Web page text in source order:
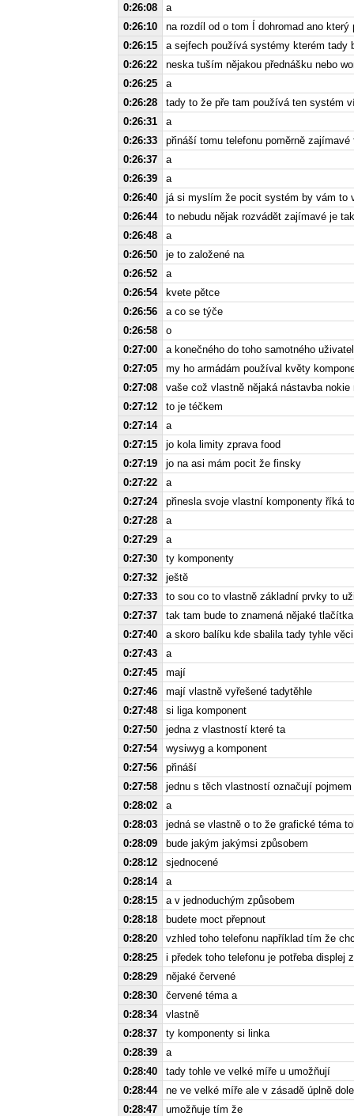
0:26:08
a
0:26:10
na rozdíl od o tom Í dohromad ano
0:26:15
a sejfech používá systémy kterém tady
0:26:22
neska tuším nějakou přednášku nebo
0:26:25
a
0:26:28
tady to že pře tam používá ten systém
0:26:31
a
0:26:33
přináší tomu telefonu poměrně zajímavé
0:26:37
a
0:26:39
a
0:26:40
já si myslím že pocit systém by vám to
0:26:44
to nebudu nějak rozvádět zajímavé je
0:26:48
a
0:26:50
je to založené na
0:26:52
a
0:26:54
kvete pětce
0:26:56
a co se týče
0:26:58
o
0:27:00
a konečného do toho samotného
0:27:05
my ho armádám používal květy
0:27:08
vaše což vlastně nějaká nástavba nokie
0:27:12
to je téčkem
0:27:14
a
0:27:15
jo kola limity zprava food
0:27:19
jo na asi mám pocit že finsky
0:27:22
a
0:27:24
přinesla svoje vlastní komponenty říká
0:27:28
a
0:27:29
a
0:27:30
ty komponenty
0:27:32
ještě
0:27:33
to sou co to vlastně základní prvky to
0:27:37
tak tam bude to znamená nějaké tlačítka
0:27:40
a skoro balíku kde sbalila tady tyhle věci
0:27:43
a
0:27:45
mají
0:27:46
mají vlastně vyřešené tadytěhle
0:27:48
si liga komponent
0:27:50
jedna z vlastností které ta
0:27:54
wysiwyg a komponent
0:27:56
přináší
0:27:58
jednu s těch vlastností označují pojmem
0:28:02
a
0:28:03
jedná se vlastně o to že grafické téma
0:28:09
bude jakým jakýmsi způsobem
0:28:12
sjednocené
0:28:14
a
0:28:15
a v jednoduchým způsobem
0:28:18
budete moct přepnout
0:28:20
vzhled toho telefonu například tím že
0:28:25
i předek toho telefonu je potřeba displej
0:28:29
nějaké červené
0:28:30
červené téma a
0:28:34
vlastně
0:28:37
ty komponenty si linka
0:28:39
a
0:28:40
tady tohle ve velké míře u umožňují
0:28:44
ne ve velké míře ale v zásadě úplně dole
0:28:47
umožňuje tím že